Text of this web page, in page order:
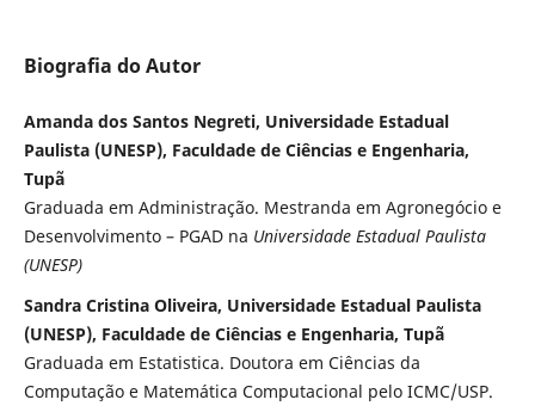
Biografia do Autor
Amanda dos Santos Negreti, Universidade Estadual
Paulista (UNESP), Faculdade de Ciências e Engenharia,
Tupã
Graduada em Administração. Mestranda em Agronegócio e
Desenvolvimento – PGAD na Universidade Estadual Paulista
(UNESP)
Sandra Cristina Oliveira, Universidade Estadual Paulista
(UNESP), Faculdade de Ciências e Engenharia, Tupã
Graduada em Estatistica. Doutora em Ciências da
Computação e Matemática Computacional pelo ICMC/USP.